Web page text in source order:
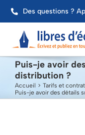
Passer
contenu
Des questions ?
Aide
Puis-je avoir
distribution ?
Accueil
Tarifs et contrat
Puis-je avoir des détails